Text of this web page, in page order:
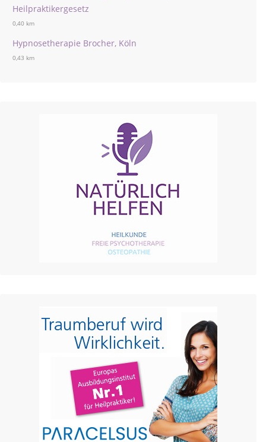
Heilpraktikergesetz
0,40 km
Hypnosetherapie Brocher, Köln
0,43 km